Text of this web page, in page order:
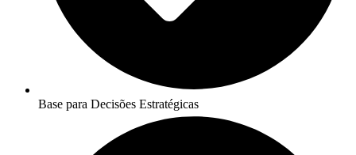
Base para Decisões Estratégicas